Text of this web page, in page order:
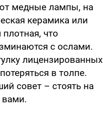
медные лампы, на
керамика или
что
с ослами.
лицензированных
в толпе.
совет – стоять на
вами.